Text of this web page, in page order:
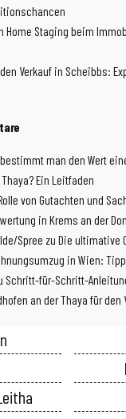
Home Staging beim
Verkauf in Scheibbs:
man den Wert
Ein Leitfaden
von Gutachten und
in Krems an der
Spree zu Die ultimative
in Wien:
Schritt-für-Schritt-
an der Thaya für den